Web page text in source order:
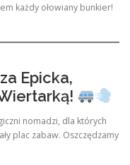
każdy ołowiany bunkier!
Epicka,
nomadzi, dla których
plac zabaw. Oszczędzamy